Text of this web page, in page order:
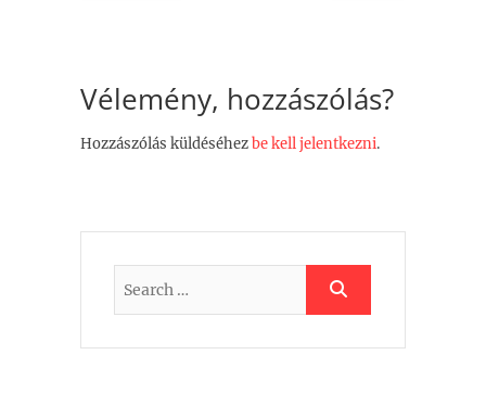
Vélemény, hozzászólás?
Hozzászólás küldéséhezbe kell jelentkezni.